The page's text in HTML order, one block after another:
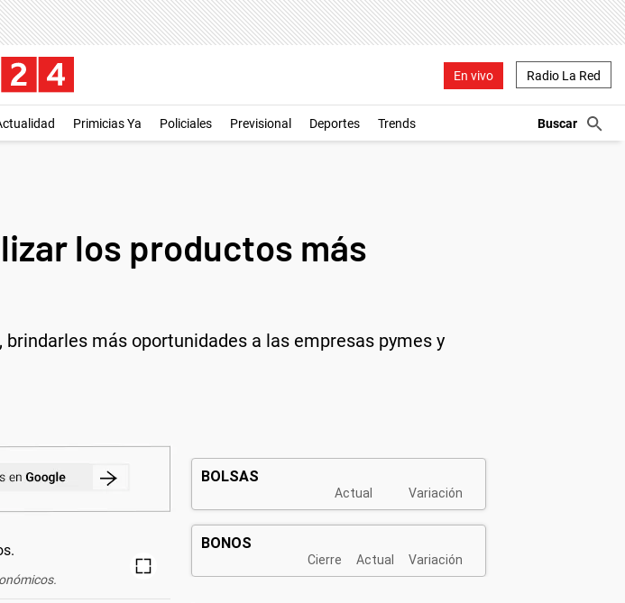
En vivo Radio La Red
Primicias Ya Policiales Previsional Deportes Trends
los productos más
más oportunidades a las empresas pymes y